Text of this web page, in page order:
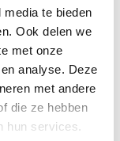
te bieden
Ook delen we
met onze
analyse. Deze
met andere
die ze hebben
hun services.